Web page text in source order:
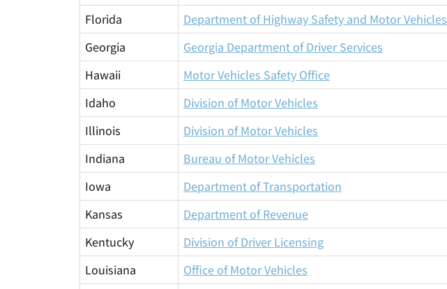
Florida
Department of Highway Safety and Motor Vehicles
Georgia
Georgia Department of Driver Services
Hawaii
Motor Vehicles Safety Office
Idaho
Division of Motor Vehicles
Illinois
Division of Motor Vehicles
Indiana
Bureau of Motor Vehicles
Iowa
Department of Transportation
Kansas
Department of Revenue
Kentucky
Division of Driver Licensing
Louisiana
Office of Motor Vehicles